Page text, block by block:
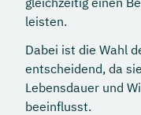
leisten.
Dabei ist die Wahl
entscheidend, da
Lebensdauer und
beeinflusst.